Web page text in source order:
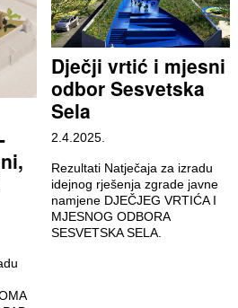
Dječji vrtić i mjesni
odbor Sesvetska
Sela
2.4.2025.
Rezultati Natječaja za izradu
idejnog rješenja zgrade javne
namjene DJEČJEG VRTIĆA I
MJESNOG ODBORA
SESVETSKA SELA.